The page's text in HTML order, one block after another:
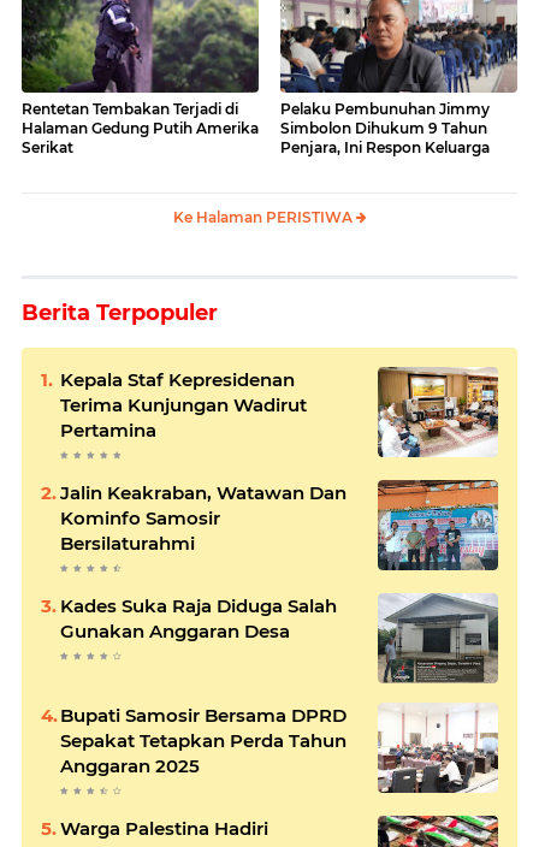
Rentetan Tembakan Terjadi di
Halaman Gedung Putih Amerika
Serikat
Pelaku Pembunuhan Jimmy
Simbolon Dihukum 9 Tahun
Penjara, Ini Respon Keluarga
Ke Halaman PERISTIWA
Berita Terpopuler
Kepala Staf Kepresidenan
Terima Kunjungan Wadirut
Pertamina
Jalin Keakraban, Watawan Dan
Kominfo Samosir
Bersilaturahmi
Kades Suka Raja Diduga Salah
Gunakan Anggaran Desa
Bupati Samosir Bersama DPRD
Sepakat Tetapkan Perda Tahun
Anggaran 2025
Warga Palestina Hadiri